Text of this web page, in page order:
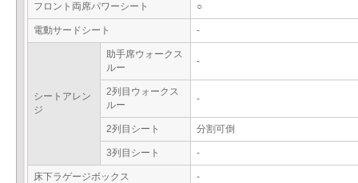
フロント両席パワーシート ○
電動サードシート -
シートアレン
ジ
助手席ウォークス
ルー
-
2列目ウォークス
ルー
-
2列目シート 分割可倒
3列目シート -
床下ラゲージボックス -